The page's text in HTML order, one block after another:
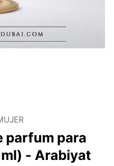
parfum para
- Arabiyat